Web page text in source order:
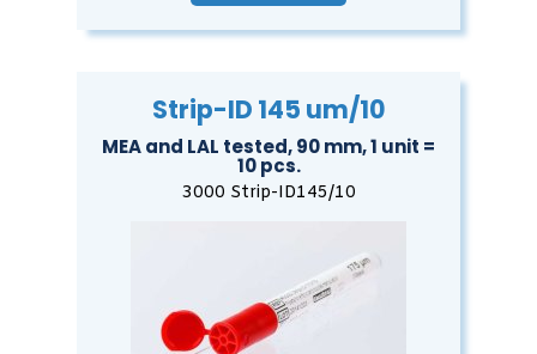
Strip-ID 145 um/10
MEA and LAL tested, 90 mm, 1 unit =
10 pcs.
3000 Strip-ID145/10